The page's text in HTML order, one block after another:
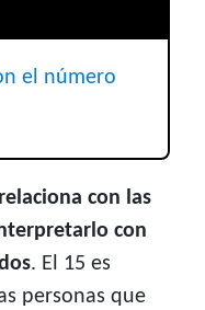
el número
con las
con
. El 15 es
personas que